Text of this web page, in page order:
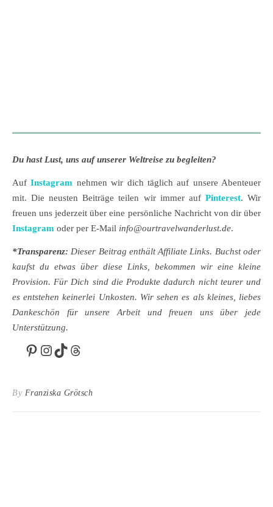
Du hast Lust, uns auf unserer Weltreise zu begleiten?
AufInstagram nehmen wir dich täglich auf unsere Abenteuer
mit. Die neusten Beiträge teilen wir immer auf Pinterest. Wir
freuen uns jederzeit über eine persönliche Nachricht von dir über
Instagram oder per E-Mail info@ourtravelwanderlust.de.
*Transparenz:Dieser Beitrag enthält Affiliate Links. Buchst oder
kaufst du etwas über diese Links, bekommen wir eine kleine
Provision. Für Dich sind die Produkte dadurch nicht teurer und
es entstehen keinerlei Unkosten. Wir sehen es als kleines, liebes
Dankeschön für unsere Arbeit und freuen uns über jede
Unterstützung.
Pinterest
Instagram
TikTokThreads
By Franziska Grötsch